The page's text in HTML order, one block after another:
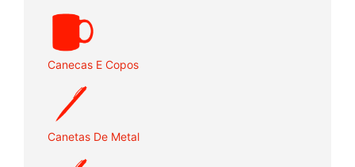
Canecas E Copos
Canetas De Metal